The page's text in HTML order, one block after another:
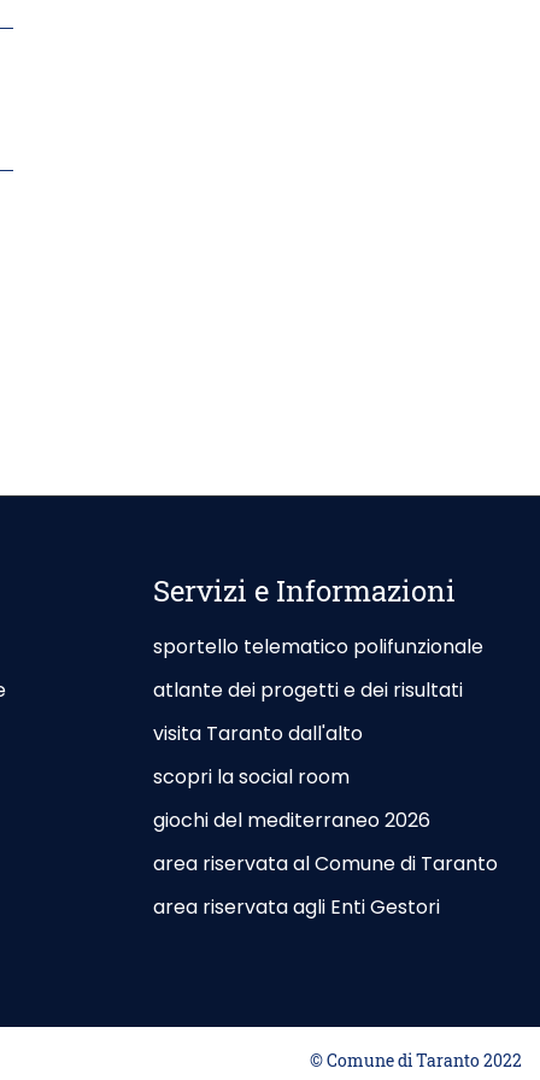
Site - Opening in New Card
Site - Opening in New Card
Servizi e Informazioni
sportello telematico polifunzionale
atlante dei progetti e dei risultati
visita Taranto dall'alto
scopri la social room
giochi del mediterraneo 2026
area riservata al Comune di Taranto
area riservata agli Enti Gestori
© Comune di Taranto 2022